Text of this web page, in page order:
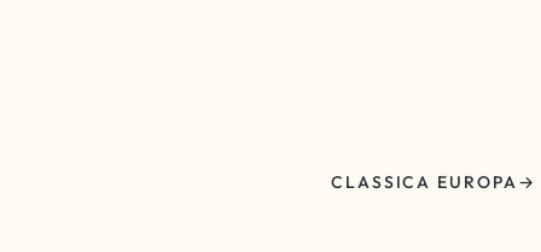
CLASSICA EUROPA